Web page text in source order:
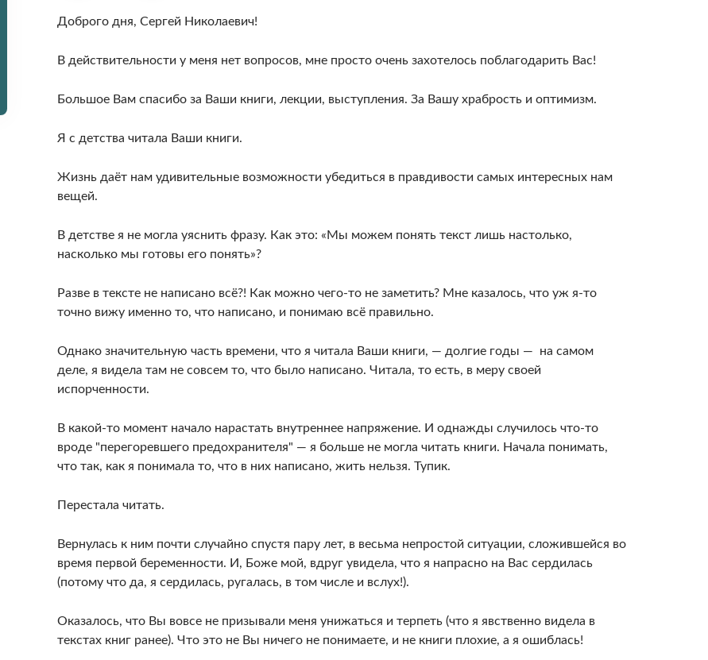
Доброго дня, Сергей Николаевич!
В действительности у меня нет вопросов, мне просто очень захотелось поблагодарить Вас!
Большое Вам спасибо за Ваши книги, лекции, выступления. За Вашу храбрость и оптимизм.
Я с детства читала Ваши книги.
Жизнь даёт нам удивительные возможности убедиться в правдивости самых интересных нам
вещей.
В детстве я не могла уяснить фразу. Как это: «Мы можем понять текст лишь настолько,
насколько мы готовы его понять»?
Разве в тексте не написано всё?! Как можно чего-то не заметить? Мне казалось, что уж я-то
точно вижу именно то, что написано, и понимаю всё правильно.
Однако значительную часть времени, что я читала Ваши книги, — долгие годы — на самом
деле, я видела там не совсем то, что было написано. Читала, то есть, в меру своей
испорченности.
В какой-то момент начало нарастать внутреннее напряжение. И однажды случилось что-то
вроде "перегоревшего предохранителя" — я больше не могла читать книги. Начала понимать,
что так, как я понимала то, что в них написано, жить нельзя. Тупик.
Перестала читать.
Вернулась к ним почти случайно спустя пару лет, в весьма непростой ситуации, сложившейся во
время первой беременности. И, Боже мой, вдруг увидела, что я напрасно на Вас сердилась
(потому что да, я сердилась, ругалась, в том числе и вслух!).
Оказалось, что Вы вовсе не призывали меня унижаться и терпеть (что я явственно видела в
текстах книг ранее). Что это не Вы ничего не понимаете, и не книги плохие, а я ошиблась!